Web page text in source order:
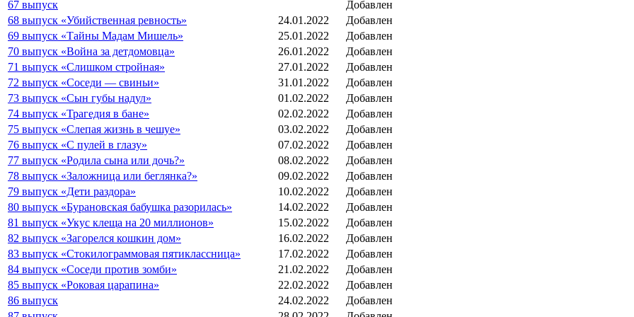
67 выпуск
Добавлен
68 выпуск «Убийственная ревность»
24.01.2022
Добавлен
69 выпуск «Тайны Мадам Мишель»
25.01.2022
Добавлен
70 выпуск «Война за детдомовца»
26.01.2022
Добавлен
71 выпуск «Слишком стройная»
27.01.2022
Добавлен
72 выпуск «Соседи — свиньи»
31.01.2022
Добавлен
73 выпуск «Сын губы надул»
01.02.2022
Добавлен
74 выпуск «Трагедия в бане»
02.02.2022
Добавлен
75 выпуск «Слепая жизнь в чешуе»
03.02.2022
Добавлен
76 выпуск «С пулей в глазу»
07.02.2022
Добавлен
77 выпуск «Родила сына или дочь?»
08.02.2022
Добавлен
78 выпуск «Заложница или беглянка?»
09.02.2022
Добавлен
79 выпуск «Дети раздора»
10.02.2022
Добавлен
80 выпуск «Бурановская бабушка разорилась»
14.02.2022
Добавлен
81 выпуск «Укус клеща на 20 миллионов»
15.02.2022
Добавлен
82 выпуск «Загорелся кошкин дом»
16.02.2022
Добавлен
83 выпуск «Стокилограммовая пятиклассница»
17.02.2022
Добавлен
84 выпуск «Соседи против зомби»
21.02.2022
Добавлен
85 выпуск «Роковая царапина»
22.02.2022
Добавлен
86 выпуск
24.02.2022
Добавлен